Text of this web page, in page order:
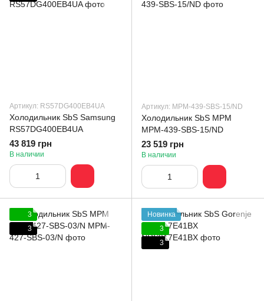
Артикул: RS57DG400EB4UA
Холодильник SbS Samsung
RS57DG400EB4UA
43 819 грн
В наличии
Артикул: MPM-439-SBS-15/ND
Холодильник SbS MPM
MPM-439-SBS-15/ND
23 519 грн
В наличии
3
3
Новинка
3
3